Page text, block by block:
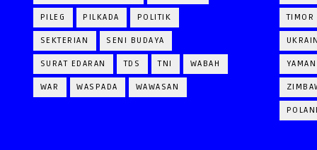
PILEG PILKADA POLITIK
SEKTERIAN SENI BUDAYA
SURAT EDARAN TDS TNI WABAH
WAR WASPADA WAWASAN
TIMOR
YAMAN